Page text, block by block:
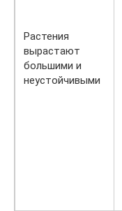
Растения
вырастают
большими и
неустойчивыми